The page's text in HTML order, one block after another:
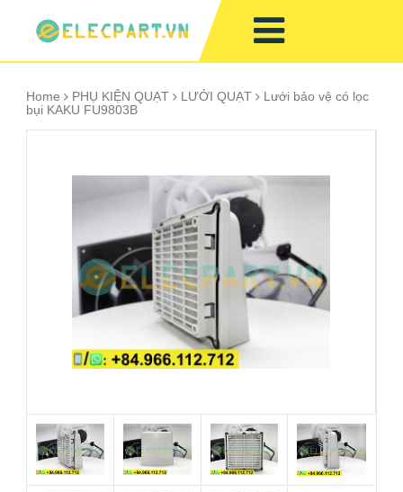
Home PHỤ KIỆN QUẠT LƯỚI QUẠT
Lưới bảo vệ có lọc
bụi KAKU FU9803B